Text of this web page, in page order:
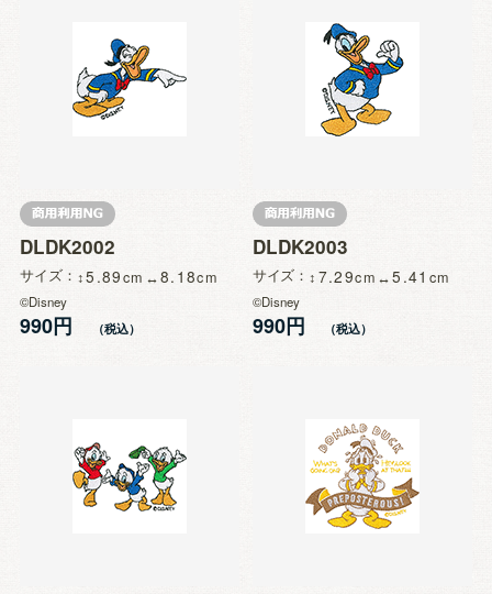
DLDK2002
サイズ 5.89 8.18
©Disney
990円
DLDK2003
サイズ 7.29 5.41
©Disney
990円